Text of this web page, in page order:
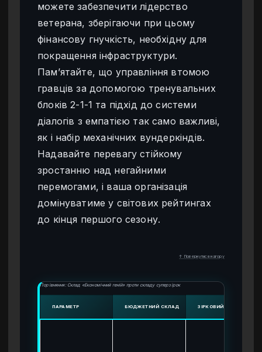
можете забезпечити лідерство
ветерана, зберігаючи при цьому
фінансову гнучкість, необхідну для
покращення інфраструктури.
Пам’ятайте, що управління втомою
гравців за допомогою тренувальних
блоків 2-1-1 та підхід до системи
діалогів з емпатією так само важливі,
як і набір механічних вундеркіндів.
Надавайте перевагу стійкому
зростанню над негайними
перемогами, і ваша організація
домінуватиме у світових рейтингах
до кінця першого сезону.
↑ Повернутися нагору
Порівняння: Склад «Економічний геній» проти складу суперзірок
ПАРАМЕТР БЮДЖЕТНИЙ СКЛАД ЗІРКОВИЙ СКЛАД